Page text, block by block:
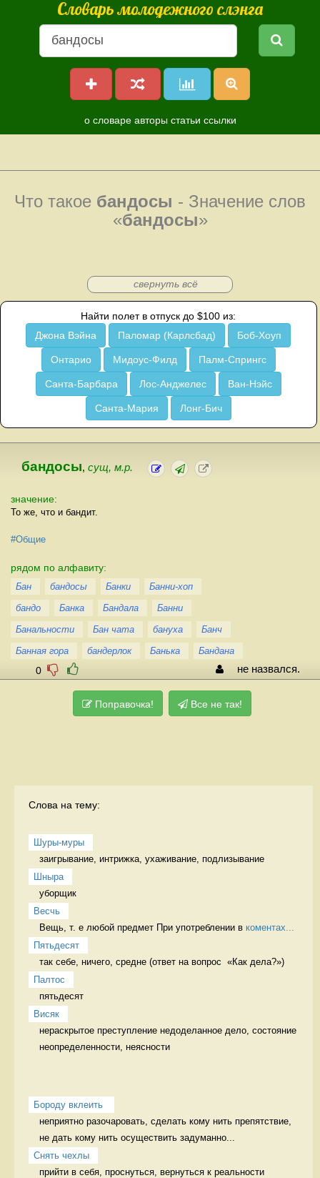
Словарь молодежного слэнга
о словаре авторы статьи ссылки
Что такое бандосы - Значение слов
«бандосы»
свернуть всё
Найти полет в отпуск до $100 из:
Джона Вэйна
Паломар (Карлсбад) Боб-Хоуп
Онтарио Мидоус-Филд Палм-Спрингс
Санта-Барбара Лос-Анджелес Ван-Нэйс
Санта-Мария Лонг-Бич
бандосы, сущ, м.р.
значение:
То же, что и бандит.
#Общие
рядом по алфавиту:
Бан бандосы Банки
Банни-хоп
бандо
Банка Бандала
Банни
Банальности
Бан чата бануха
Банч
Банная гора
бандерлок Банька Бандана
0 не назвался.
Поправочка! Все не так!
Слова на тему:
Шуры-муры
заигрывание, интрижка, ухаживание, подлизывание
Шныра
уборщик
Весчь
Вещь, т. е любой предмет При употреблении в коментах...
Пятьдесят
так себе, ничего, средне (ответ на вопрос  «Как дела?»)
Палтос
пятьдесят
Висяк
нераскрытое преступление недоделанное дело, состояние
неопределенности, неясности
Бороду вклеить
неприятно разочаровать, сделать кому нить препятствие,
не дать кому нить осуществить задуманно...
Снять чехлы
прийти в себя, проснуться, вернуться к реальности